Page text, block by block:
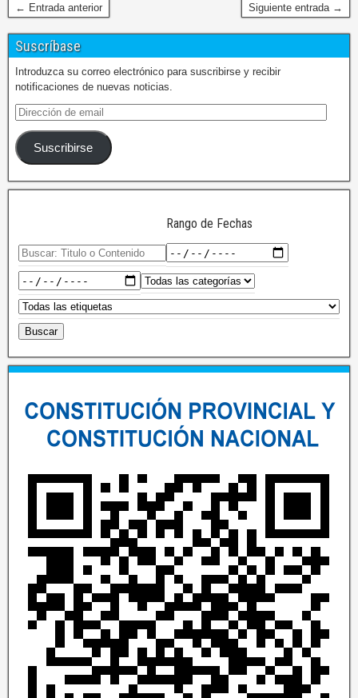
← Entrada anterior Siguiente entrada →
Suscríbase
Introduzca su correo electrónico para suscribirse y recibir
notificaciones de nuevas noticias.
Suscribirse
Rango de Fechas